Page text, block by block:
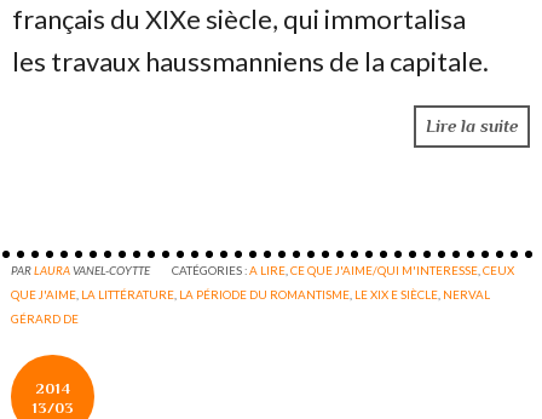
français du XIXe siècle, qui immortalisa
les travaux haussmanniens de la capitale.
Lire la suite
PARLAURAVANEL-COYTTE CATÉGORIES :A LIRE ,CE QUE J'AIME/QUI M'INTERESSE ,CEUX
QUE J'AIME LA LITTÉRATURE LA PÉRIODE DU ROMANTISME LE XIX E SIÈCLE NERVAL
GÉRARD DE
2014
13/03